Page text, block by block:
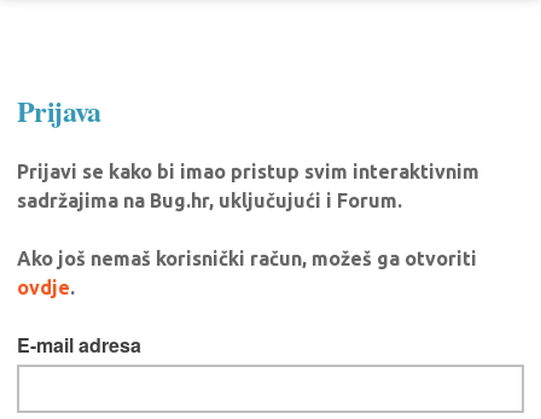
Prijava
Prijavi se kako bi imao pristup svim interaktivnim
sadržajima na Bug.hr, uključujući i Forum.
Ako još nemaš korisnički račun, možeš ga otvoriti
ovdje.
E-mail adresa